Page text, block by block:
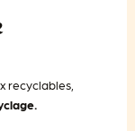
recyclables,